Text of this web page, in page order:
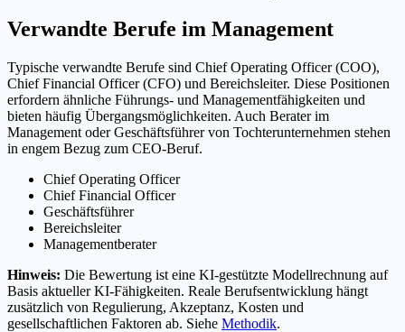
Verwandte Berufe im Management
Typische verwandte Berufe sind Chief Operating Officer (COO),
Chief Financial Officer (CFO) und Bereichsleiter. Diese Positionen
erfordern ähnliche Führungs- und Managementfähigkeiten und
bieten häufig Übergangsmöglichkeiten. Auch Berater im
Management oder Geschäftsführer von Tochterunternehmen stehen
in engem Bezug zum CEO-Beruf.
Chief Operating Officer
Chief Financial Officer
Geschäftsführer
Bereichsleiter
Managementberater
Hinweis: Die Bewertung ist eine KI-gestützte Modellrechnung auf
Basis aktueller KI-Fähigkeiten. Reale Berufsentwicklung hängt
zusätzlich von Regulierung, Akzeptanz, Kosten und
gesellschaftlichen Faktoren ab. Siehe Methodik.